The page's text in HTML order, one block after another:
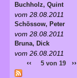
Buchholz, Quint
vom 28.08.2011
Schössow, Peter
vom 28.08.2011
Bruna, Dick
vom 26.08.2011
‹‹ 5 von 19 ››